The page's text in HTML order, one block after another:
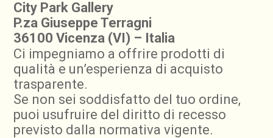
City Park Gallery
P.za Giuseppe Terragni
36100 Vicenza (VI) – Italia
Ci impegniamo a offrire prodotti di
qualità e un’esperienza di acquisto
trasparente.
Se non sei soddisfatto del tuo ordine,
puoi usufruire del diritto di recesso
previsto dalla normativa vigente.